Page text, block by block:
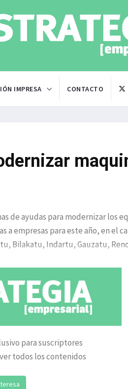
IMPRESA CONTACTO
de ayudas para modernizar los
a empresas para este año, en el
Bilakatu, Indartu, Gauzatu,
para suscriptores
todos los contenidos